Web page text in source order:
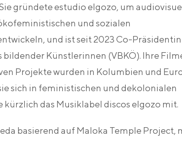
gründete estudio elgozo, um
und sozialen
und ist seit 2023 Co-Präsidentin
Künstlerinnen (VBKÖ). Ihre
Projekte wurden in Kolumbien und
sich in feministischen und dekolonialen
das Musiklabel discos elgozo mit.
basierend auf Maloka Temple Project,